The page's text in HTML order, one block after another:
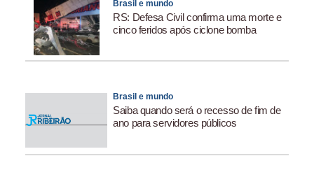
Brasil e mundo
RS: Defesa Civil confirma uma morte e
cinco feridos após ciclone bomba
Brasil e mundo
Saiba quando será o recesso de fim de
ano para servidores públicos